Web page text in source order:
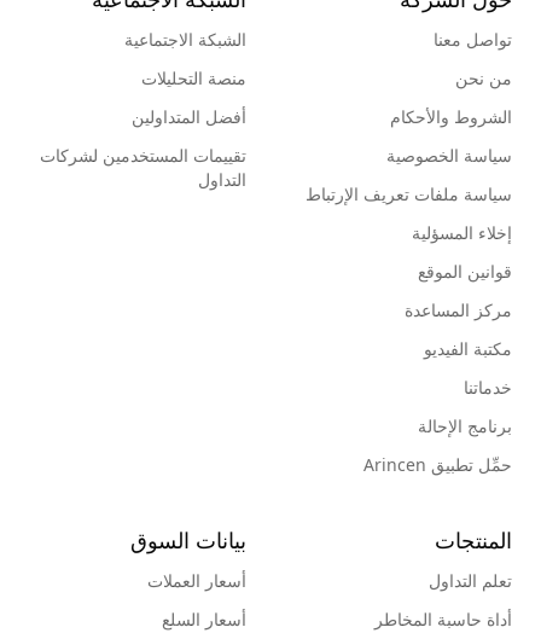
تواصل معنا
من نحن
الشروط والأحكام
سياسة الخصوصية
سياسة ملفات تعريف الإرتباط
إخلاء المسؤلية
قوانين الموقع
مركز المساعدة
مكتبة الفيديو
خدماتنا
برنامج الإحالة
حمِّل تطبيق Arincen
الشبكة الاجتماعية
منصة التحليلات
أفضل المتداولين
تقييمات المستخدمين لشركات
التداول
المنتجات
تعلم التداول
أداة حاسبة المخاطر
بيانات السوق
أسعار العملات
أسعار السلع